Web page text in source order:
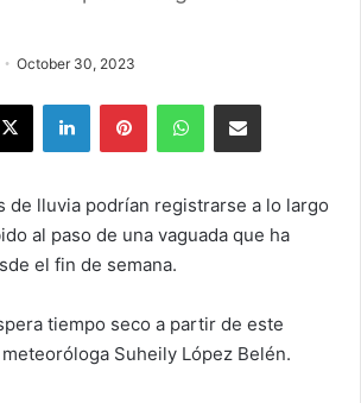
October 30, 2023
X LinkedInPinterestWhatsAppShare via Email
de lluvia podrían registrarse a lo largo
al paso de una vaguada que ha
el fin de semana.
tiempo seco a partir de este
Suheily López Belén.